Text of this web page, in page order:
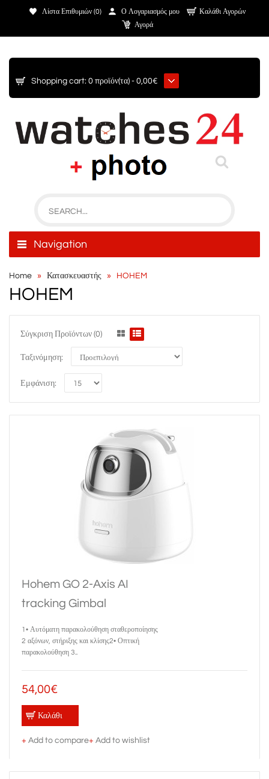
Λίστα Επιθυμιών (0) Ο Λογαριασμός μου
Καλάθι Αγορών
Αγορά
Shopping cart: 0 προϊόν(τα) - 0,00€
Navigation
Home Κατασκευαστής HOHEM
HOHEM
Σύγκριση Προϊόντων (0)
Ταξινόμηση:
Εμφάνιση:
Hohem GO 2-Axis AI
tracking Gimbal
1• Αυτόματη παρακολούθηση σταθεροποίησης
2 αξόνων, στήριξης και κλίσης2• Οπτική
παρακολούθηση 3..
54,00€
Καλάθι
+ Add to compare+ Add to wishlist